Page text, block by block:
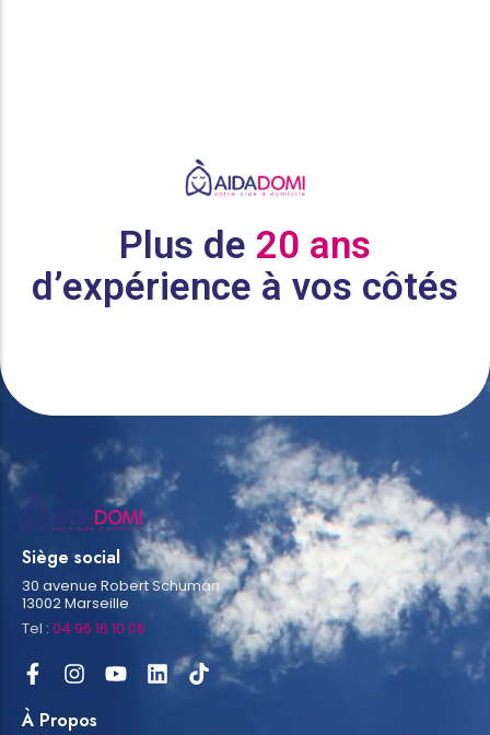
Plus de 20 ans
d’expérience à vos côtés
Siège social
30 avenue Robert Schuman
13002 Marseille
Tel : 04 96 16 10 06
À Propos